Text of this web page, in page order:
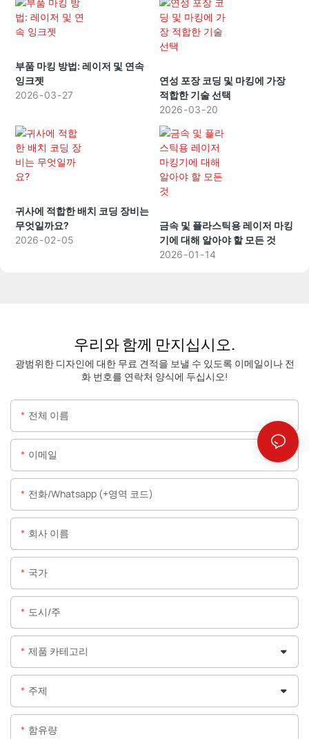
부품 마킹 방법: 레이저 및 연속
잉크젯
2026 03 27
연성 포장 코딩 및 마킹에 가장
적합한 기술 선택
2026 03 20
귀사에 적합한 배치 코딩 장비는
무엇일까요?
2026 02 05
금속 및 플라스틱용 레이저 마킹
기에 대해 알아야 할 모든 것
2026 01 14
우리와 함께 만지십시오.
광범위한 디자인에 대한 무료 견적을 보낼 수 있도록 이메일이나 전
화 번호를 연락처 양식에 두십시오!
전체 이름
이메일
전화/whatsapp (+영역 코드)
회사 이름
국가
도시/주
제품 카테고리
주제
함유량